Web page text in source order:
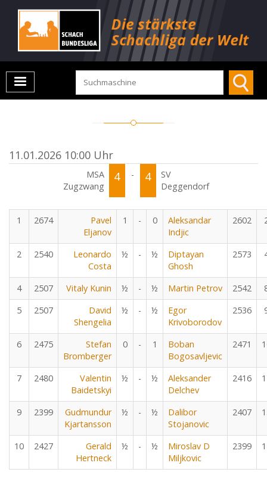
11.01.2026 10:00 Uhr
MSA
Zugzwang
4 - 4
SV
Deggendorf
1 2674
Pavel
Eljanov
1 - 0
Aleksandar
Indjic
2602
2 2540
Leonardo
Costa
½ - ½
Diptayan
Ghosh
2573
4 2507 Vitaly Kunin ½ - ½ Martin Petrov 2542
5
2507
David
Shengelia
½ - ½
Egor
Krivoborodov
2536
6 2475
Stefan
Bromberger
0 - 1
Boban
Bogosavljevic
2471
7 2480
Valentin
Baidetskyi
½ - ½
Aleksander
Delchev
2416
9 2399
Gudmundur
Kjartansson
½ - ½
Dalibor
Stojanovic
2407
10 2427
Gerald
Hertneck
½ - ½
Miroslav D
Miljkovic
2399